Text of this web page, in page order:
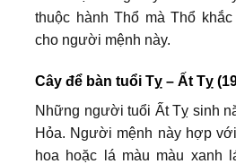
thuộc hành Thổ mà Thổ
cho người mệnh này.
Cây để bàn tuổi Tỵ – Ất Tỵ
Những người tuổi Ất Tỵ sinh
Hỏa. Người mệnh này hợp
hoa hoặc lá màu màu xanh